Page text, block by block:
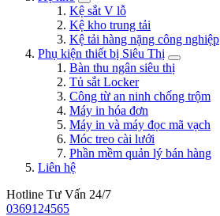
Kệ sắt V lỗ
Kệ kho trung tải
Kệ tải hàng nặng công nghiệp
Phụ kiện thiết bị Siêu Thị
Bàn thu ngân siêu thị
Tủ sắt Locker
Công từ an ninh chống trộm
Máy in hóa đơn
Máy in và máy đọc mã vạch
Móc treo cài lưới
Phần mềm quản lý bán hàng
Liên hệ
Hotline Tư Vấn 24/7
0369124565